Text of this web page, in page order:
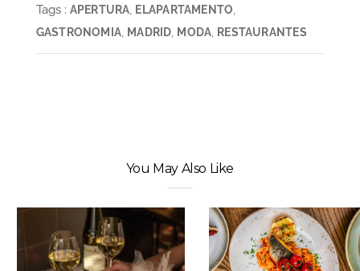
Tags : APERTURA, ELAPARTAMENTO,
GASTRONOMIA, MADRID, MODA, RESTAURANTES
You May Also Like